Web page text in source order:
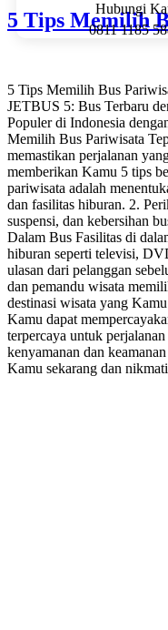
Hubungi
0811 1185
5 Tips Memilih
5 Tips Memilih Bus
JETBUS 5: Bus Terbaru
Populer di Indonesia
Memilih Bus Pariwisata
memastikan perjalanan
memberikan Kamu 5 tips
pariwisata adalah
dan fasilitas hiburan. 2.
suspensi, dan kebersihan
Dalam Bus Fasilitas di
hiburan seperti televisi,
ulasan dari pelanggan
dan pemandu wisata
destinasi wisata yang
Kamu dapat
terpercaya untuk
kenyamanan dan
Kamu sekarang dan